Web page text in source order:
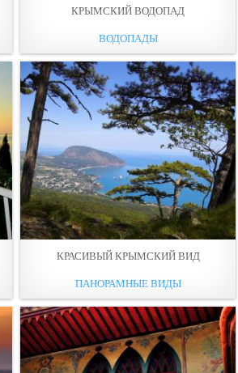
КРЫМСКИЙ ВОДОПАД
ВОДОПАДЫ
КРАСИВЫЙ КРЫМСКИЙ ВИД
ПАНОРАМНЫЕ ВИДЫ